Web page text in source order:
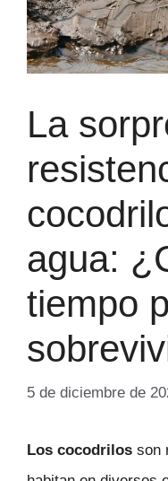
La
agua:
tiempo
5 de diciembre de
Los cocodrilos son